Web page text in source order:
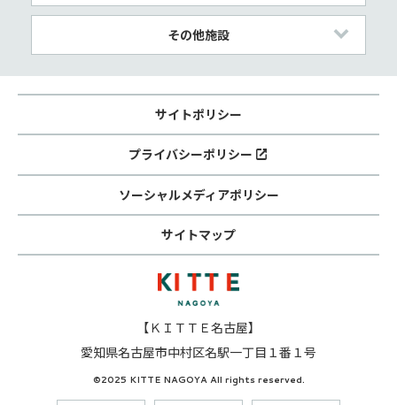
その他施設
サイトポリシー
プライバシーポリシー
ソーシャルメディアポリシー
サイトマップ
【ＫＩＴＴＥ名古屋】
愛知県名古屋市中村区名駅一丁目１番１号
©2025 KITTE NAGOYA All rights reserved.